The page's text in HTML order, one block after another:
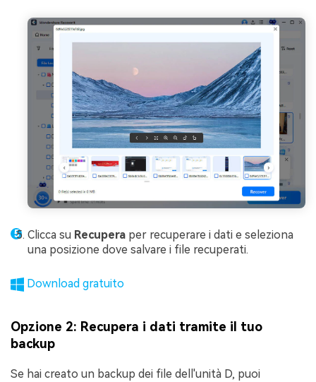
Clicca su Recupera per recuperare i dati e seleziona
una posizione dove salvare i file recuperati.
Download gratuito
Opzione 2: Recupera i dati tramite il tuo
backup
Se hai creato un backup dei file dell'unità D, puoi